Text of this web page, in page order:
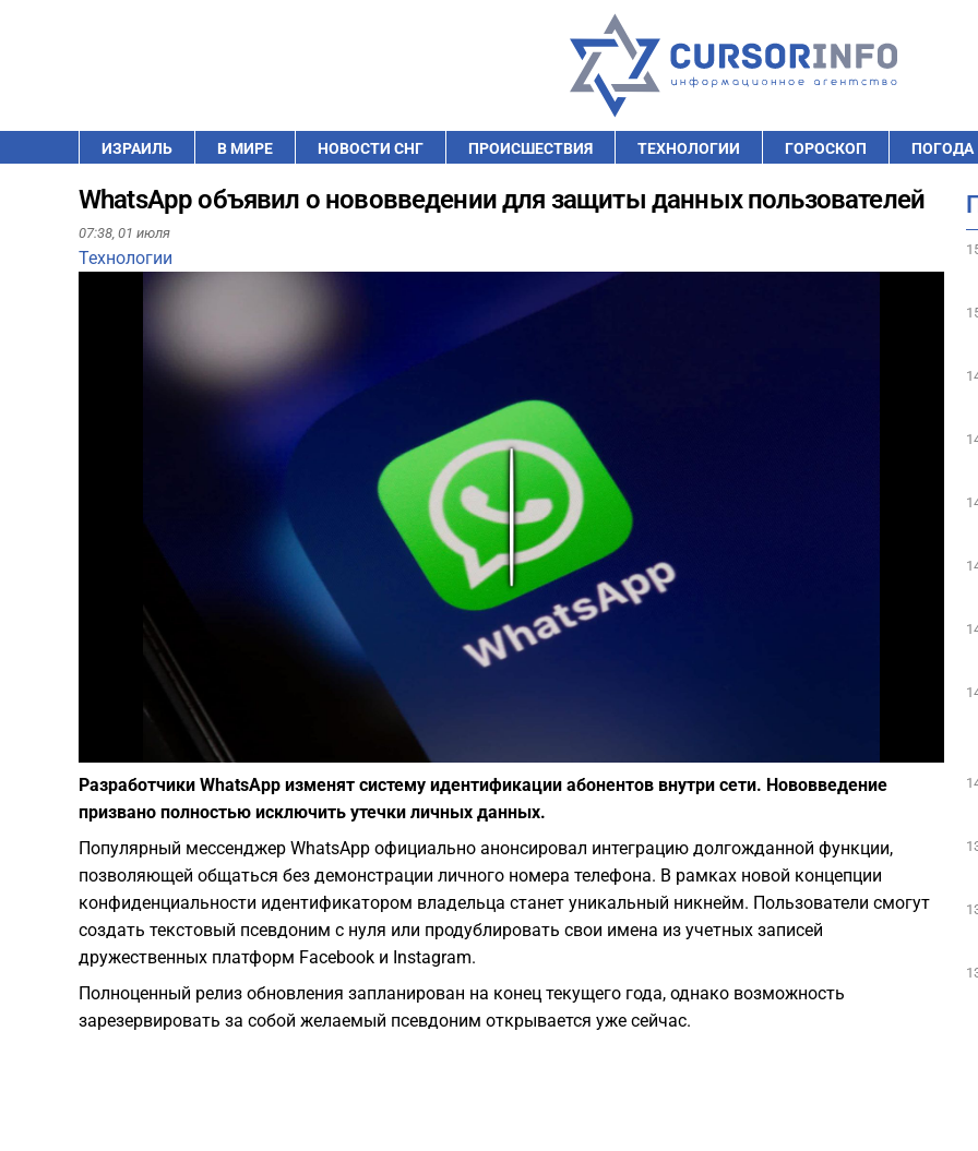
ИЗРАИЛЬ В МИРЕ НОВОСТИ СНГ ПРОИСШЕСТВИЯ ТЕХНОЛОГИИ ГОРОСКОП ПОГОДА
WhatsApp объявил о нововведении для защиты данных пользователей
07:38, 01 июля
Технологии
Play
Разработчики WhatsApp изменят систему идентификации абонентов внутри сети. Нововведение
призвано полностью исключить утечки личных данных.
Популярный мессенджер WhatsApp официально анонсировал интеграцию долгожданной функции,
позволяющей общаться без демонстрации личного номера телефона. В рамках новой концепции
конфиденциальности идентификатором владельца станет уникальный никнейм. Пользователи смогут
создать текстовый псевдоним с нуля или продублировать свои имена из учетных записей
дружественных платформ Facebook и Instagram.
Полноценный релиз обновления запланирован на конец текущего года, однако возможность
зарезервировать за собой желаемый псевдоним открывается уже сейчас.